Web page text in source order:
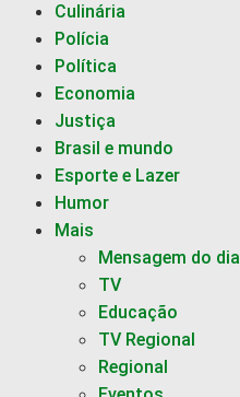
Culinária
Polícia
Política
Economia
Justiça
Brasil e mundo
Esporte e Lazer
Humor
Mais
Mensagem do dia
TV
Educação
TV Regional
Regional